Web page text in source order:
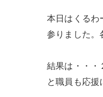
本日はくるわ
参りました。
結果は・・・
と職員も応援